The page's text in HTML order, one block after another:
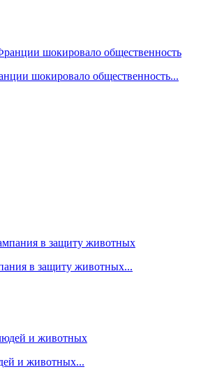
шокировало общественность...
в защиту животных...
и животных...